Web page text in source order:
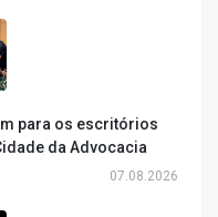
para os escritórios
da Advocacia
07.08.2026